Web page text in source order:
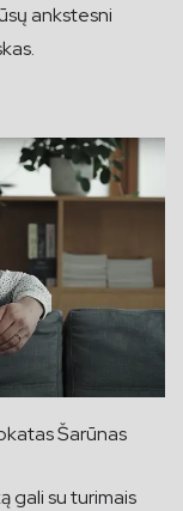
ankstesni
Šarūnas
gali su turimais